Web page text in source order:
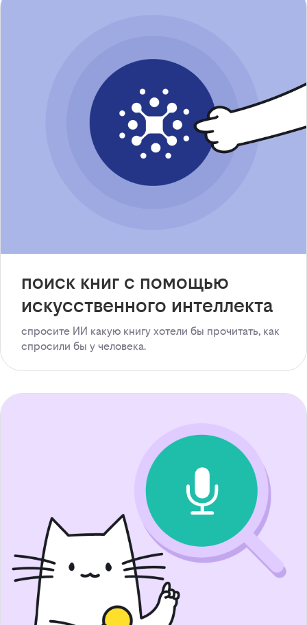
поиск книг с помощью
искусственного интеллекта
спросите ИИ какую книгу хотели бы прочитать, как
спросили бы у человека.